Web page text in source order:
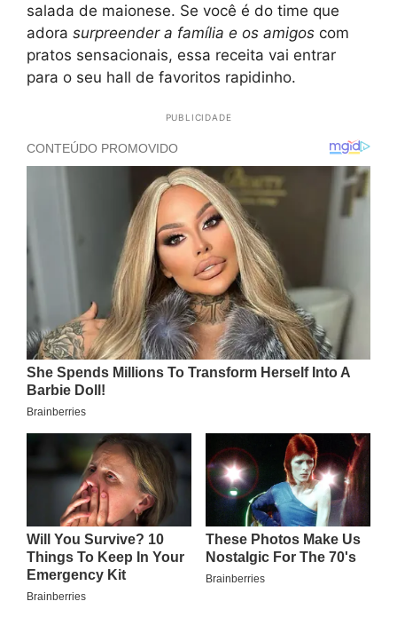
salada de maionese. Se você é do time que
adora surpreender a família e os amigos com
pratos sensacionais, essa receita vai entrar
para o seu hall de favoritos rapidinho.
PUBLICIDADE